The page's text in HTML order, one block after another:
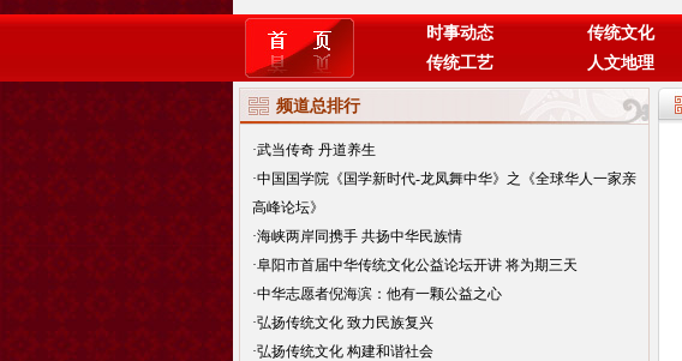
时事动态 传统文化
传统工艺
人文地理
频道总排行
·武当传奇 丹道养生
·中国国学院《国学新时代-龙凤舞中华》之《全球华人一家亲
高峰论坛》
·海峡两岸同携手 共扬中华民族情
·阜阳市首届中华传统文化公益论坛开讲 将为期三天
·中华志愿者倪海滨：他有一颗公益之心
·弘扬传统文化 致力民族复兴
·弘扬传统文化 构建和谐社会